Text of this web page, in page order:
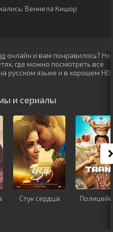
Веннела Кишор
онлайн и вам понравилось? Не
где можно посмотреть все
русском языке и в хорошем HD
и сериалы
Стук сердца